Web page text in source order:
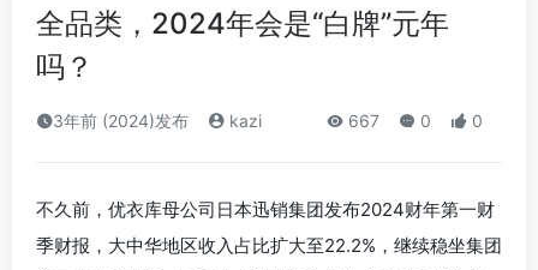
全品类，2024年会是“白牌”元年
吗？
3年前 (2024)发布 kazi 667 0 0
不久前，优衣库母公司日本迅销集团发布2024财年第一财
季财报，大中华地区收入占比扩大至22.2%，继续稳坐集团